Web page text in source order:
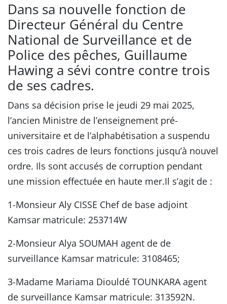
Dans sa nouvelle fonction de
Directeur Général du Centre
National de Surveillance et de
Police des pêches, Guillaume
Hawing a sévi contre contre trois
de ses cadres.
Dans sa décision prise le jeudi 29 mai 2025,
l’ancien Ministre de l’enseignement pré-
universitaire et de l’alphabétisation a suspendu
ces trois cadres de leurs fonctions jusqu’à nouvel
ordre. Ils sont accusés de corruption pendant
une mission effectuée en haute mer.Il s’agit de :
1-Monsieur Aly CISSE Chef de base adjoint
Kamsar matricule: 253714W
2-Monsieur Alya SOUMAH agent de de
surveillance Kamsar matricule: 3108465;
3-Madame Mariama Diouldé TOUNKARA agent
de surveillance Kamsar matricule: 313592N.